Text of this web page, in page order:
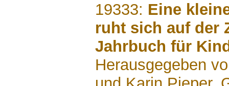
19333: Eine
ruht sich auf der
Jahrbuch für
Herausgegeben